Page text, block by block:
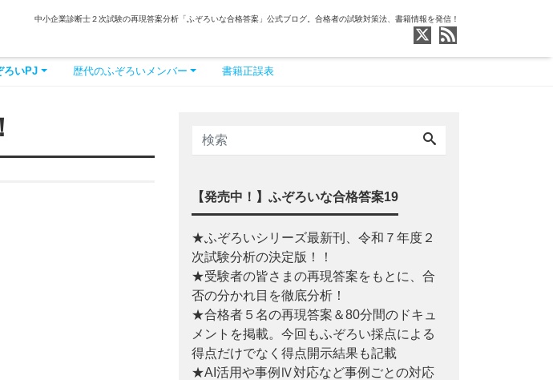
中小企業診断士２次試験の再現答案分析「ふぞろいな合格答案」公式ブログ。合格者の試験対策法、書籍情報を発信！
ろいPJ 歴代のふぞろいメンバー 書籍正誤表
【発売中！】ふぞろいな合格答案19
★ふぞろいシリーズ最新刊、令和７年度２
次試験分析の決定版！！
★受験者の皆さまの再現答案をもとに、合
否の分かれ目を徹底分析！
★合格者５名の再現答案＆80分間のドキュ
メントを掲載。今回もふぞろい採点による
得点だけでなく得点開示結果も記載
★AI活用や事例Ⅳ対応など事例ごとの対応